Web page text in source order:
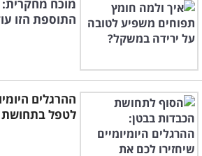
התוספת הזו
ההרגלים
לטפל בתחושת